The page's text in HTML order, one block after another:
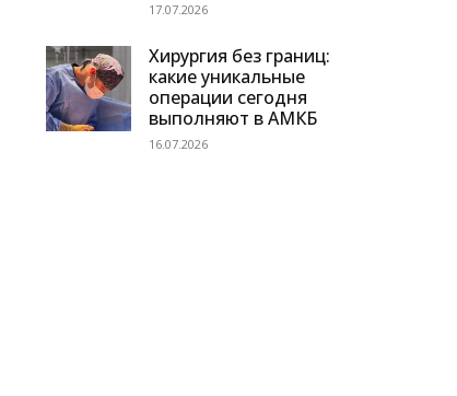
17.07.2026
Хирургия без границ:
какие уникальные
операции сегодня
выполняют в АМКБ
16.07.2026